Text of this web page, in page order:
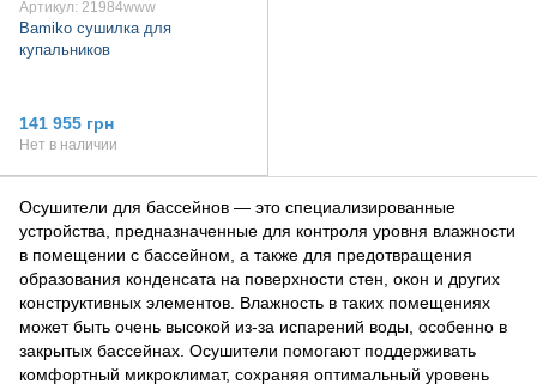
Артикул: 21984www
Bamiko сушилка для
купальников
141 955 грн
Нет в наличии
Осушители для бассейнов — это специализированные
устройства, предназначенные для контроля уровня влажности
в помещении с бассейном, а также для предотвращения
образования конденсата на поверхности стен, окон и других
конструктивных элементов. Влажность в таких помещениях
может быть очень высокой из-за испарений воды, особенно в
закрытых бассейнах. Осушители помогают поддерживать
комфортный микроклимат, сохраняя оптимальный уровень